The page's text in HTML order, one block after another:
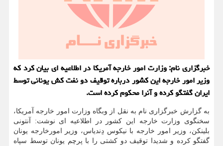
خبرگزاری نام: وزارت امور خارجه آمریکا در اطلاعیه ای بیان کرد که
وزیر امور خارجه این کشور درباره توقیف دو نفت کش یونانی توسط
ایران گفتگو کرده و آنرا محکوم کرده است.
به گزارش خبرگزاری نام به نقل از وبگاه وزارت امور خارجه آمریکا،
سخنگوی وزارت خارجه این کشور در اطلاعیه ای نوشت: آنتونی
بلینکن، وزیر امور خارجه با نیکوس دِندیاس، وزیر امورخارجه یونان
گفتگو کرده و شدیدا توقیف دو کشتی را با پرچم یونان توسط سپاه